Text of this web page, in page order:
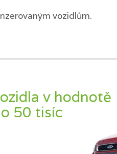
vozidlům.
v hodnotě
50 tisíc